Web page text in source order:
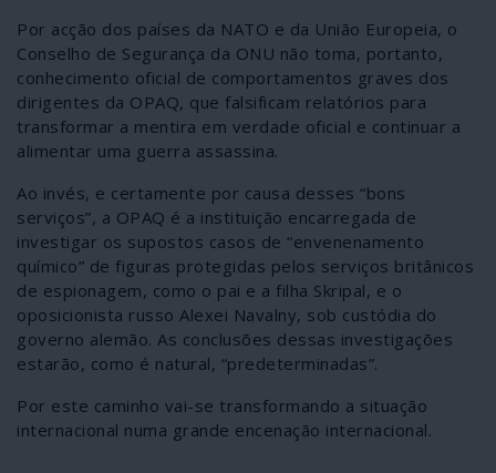
Por acção dos países da NATO e da União Europeia, o
Conselho de Segurança da ONU não toma, portanto,
conhecimento oficial de comportamentos graves dos
dirigentes da OPAQ, que falsificam relatórios para
transformar a mentira em verdade oficial e continuar a
alimentar uma guerra assassina.
Ao invés, e certamente por causa desses “bons
serviços”, a OPAQ é a instituição encarregada de
investigar os supostos casos de “envenenamento
químico” de figuras protegidas pelos serviços britânicos
de espionagem, como o pai e a filha Skripal, e o
oposicionista russo Alexei Navalny, sob custódia do
governo alemão. As conclusões dessas investigações
estarão, como é natural, “predeterminadas”.
Por este caminho vai-se transformando a situação
internacional numa grande encenação internacional.